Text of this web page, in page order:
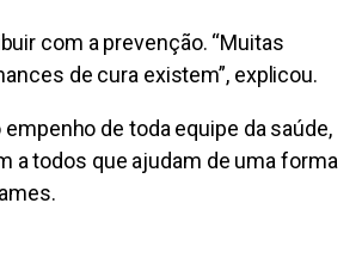
com a prevenção. “Muitas
de cura existem”, explicou.
de toda equipe da saúde,
a todos que ajudam de uma forma